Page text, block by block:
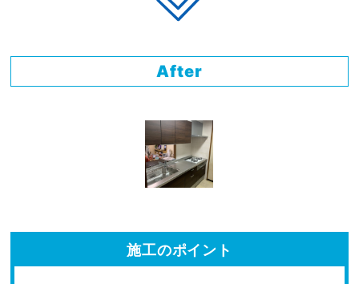
After
施工のポイント